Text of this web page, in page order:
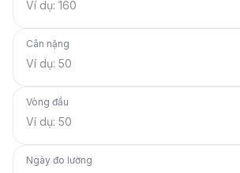
Cân nặng
Vòng đầu
Ngày đo lường